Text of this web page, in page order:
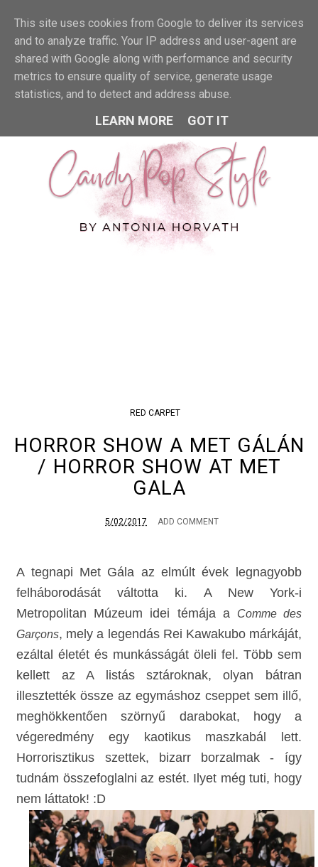
MENU
RED CARPET
HORROR SHOW A MET GÁLÁN
/ HORROR SHOW AT MET
GALA
5/02/2017 ADD COMMENT
A tegnapi Met Gála az elmúlt évek legnagyobb
felháborodását váltotta ki. A New York-i
Metropolitan Múzeum idei témája a
Comme des
Garçons, mely a legendás Rei Kawakubo márkáját,
ezáltal életét és munkásságát öleli fel. Több sem
kellett az A listás sztároknak, olyan bátran
illesztették össze az egymáshoz cseppet sem illő,
meghökkentően szörnyű darabokat, hogy a
végeredmény egy kaotikus maszkabál lett.
Horrorisztikus szettek, bizarr borzalmak - így
tudnám összefoglalni az estét. Ilyet még tuti, hogy
nem láttatok! :D
This site uses cookies from Google to deliver its services
and to analyze traffic. Your IP address and user-agent are
shared with Google along with performance and security
metrics to ensure quality of service, generate usage
statistics, and to detect and address abuse.
LEARN MORE GOT IT